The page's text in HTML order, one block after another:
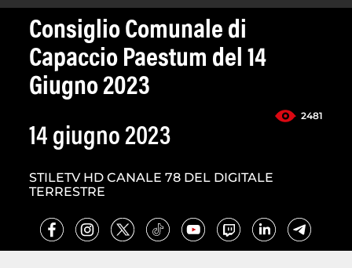
Consiglio Comunale di
Capaccio Paestum del 14
Giugno 2023
2481
14 giugno 2023
STILETV HD CANALE 78 DEL DIGITALE
TERRESTRE